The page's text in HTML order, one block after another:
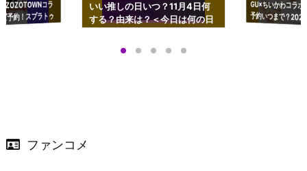
コラ
予約！スプラトゥ
ップも渋谷Hz
いい推しの日いつ？11月4日何
する？由来は？＜今日は何の日
GU×ちいかわコラ
予約いつまで？
ーチやショルダー
ファンコメ